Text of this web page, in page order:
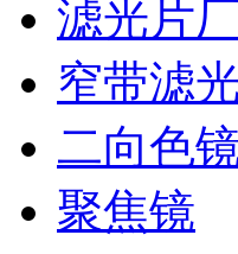
滤光片
窄带滤
二向色
聚焦镜